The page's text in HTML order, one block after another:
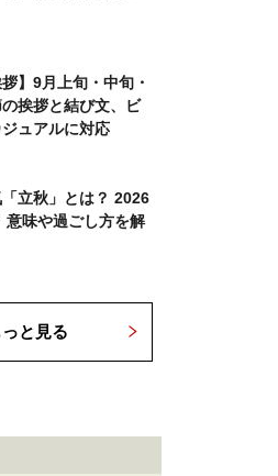
拶】9月上旬・中旬・
挨拶と結び文、ビ
ュアルに対応
立秋」とは？ 2026
意味や過ごし方を解
と見る